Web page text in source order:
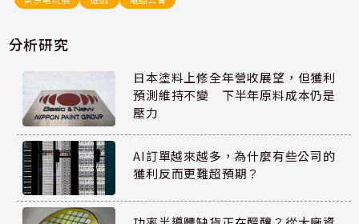
分析研究
日本塗料上修全年營收展望，但獲利
預測維持不變 下半年原料成本仍是
壓力
AI訂單越來越多，為什麼有些公司的
獲利反而更難超預期？